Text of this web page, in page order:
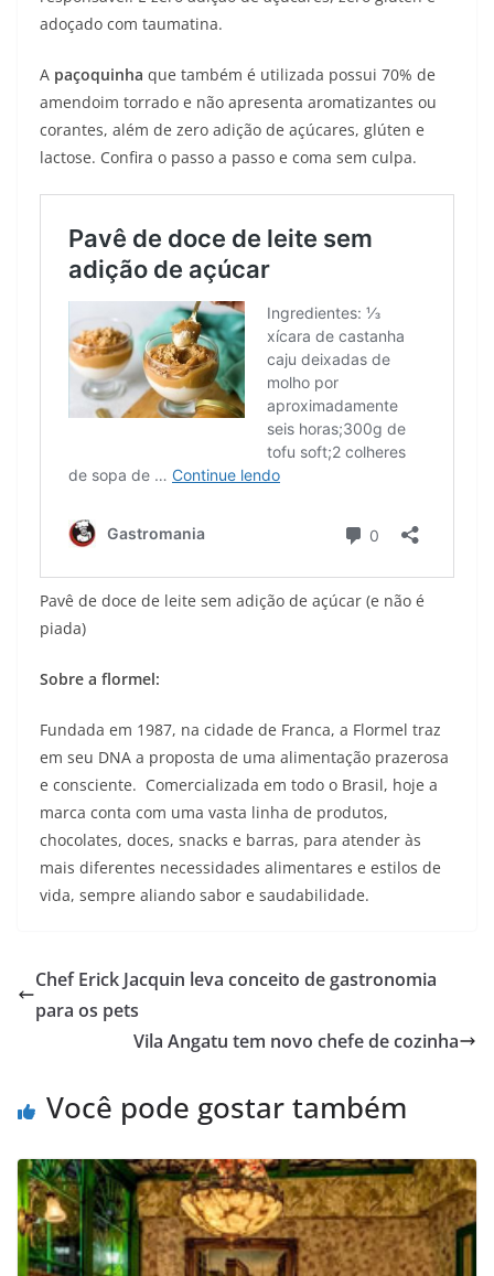
adoçado com taumatina.
A paçoquinha que também é utilizada possui 70% de
amendoim torrado e não apresenta aromatizantes ou
corantes, além de zero adição de açúcares, glúten e
lactose. Confira o passo a passo e coma sem culpa.
Pavê de doce de leite sem adição de açúcar (e não é
piada)
Sobre a flormel:
Fundada em 1987, na cidade de Franca, a Flormel traz
em seu DNA a proposta de uma alimentação prazerosa
e consciente. Comercializada em todo o Brasil, hoje a
marca conta com uma vasta linha de produtos,
chocolates, doces, snacks e barras, para atender às
mais diferentes necessidades alimentares e estilos de
vida, sempre aliando sabor e saudabilidade.
Chef Erick Jacquin leva conceito de gastronomia
para os pets
Vila Angatu tem novo chefe de cozinha
Você pode gostar também